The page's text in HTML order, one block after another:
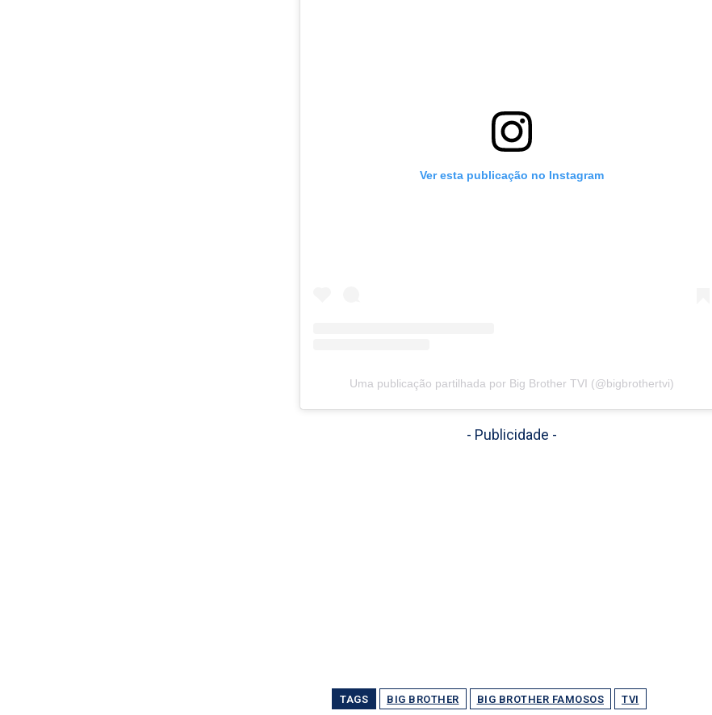
Ver esta publicação no Instagram
Uma publicação partilhada por Big Brother TVI (@bigbrothertvi)
- Publicidade -
TAGS BIG BROTHER BIG BROTHER FAMOSOS TVI